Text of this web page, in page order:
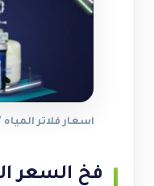
اسعار فلاتر المياه 7 مراحل في مصر 2026
فخ السعر